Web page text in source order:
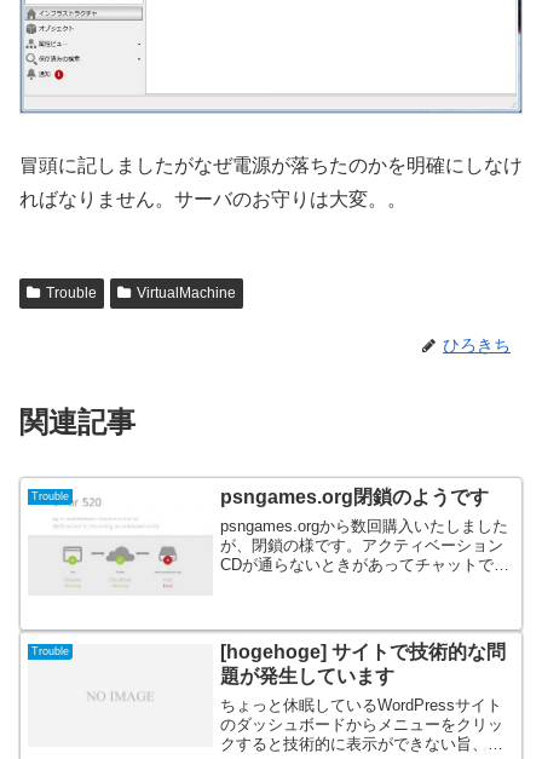
冒頭に記しましたがなぜ電源が落ちたのかを明確にしなけ
ればなりません。サーバのお守りは大変。。
Trouble VirtualMachine
ひろきち
関連記事
Trouble psngames.org閉鎖のようです
psngames.orgから数回購入いたしました
が、閉鎖の様です。アクティベーション
CDが通らないときがあってチャットで新
Trouble
[hogehoge] サイトで技術的な問
題が発生しています
ちょっと休眠しているWordPressサイト
のダッシュボードからメニューをクリッ
クすると技術的に表示ができない旨、メ